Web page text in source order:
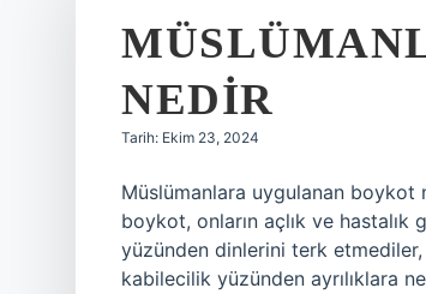
NEDIR
Tarih: Ekim 23, 2024
Müslümanlara uygulanan boykot
boykot, onların açlık ve hastalık
yüzünden dinlerini terk etmediler,
kabilecilik yüzünden ayrılıklara